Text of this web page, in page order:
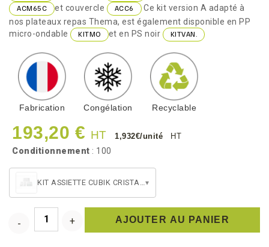
ACM65C et couvercle ACC6
Ce kit version A adapté à
nos plateaux repas Thema, est également disponible en PP
micro-ondable
KITMO et en PS noir KITVAN.
Fabrication Congélation Recyclable
193,20 € HT 1,932€/unité HT
Conditionnement : 100
▾
AJOUTER AU PANIER